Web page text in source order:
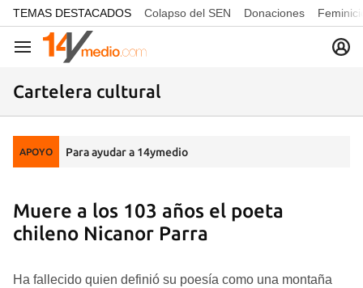
common.go-to-content
TEMAS DESTACADOS Colapso del SEN Donaciones
Navegación
Cartelera cultural
APOYO Para ayudar a 14ymedio
Muere a los 103 años el poeta
chileno Nicanor Parra
Ha fallecido quien definió su poesía como una montaña